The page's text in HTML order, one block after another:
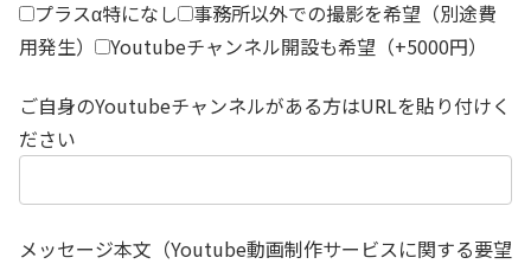
プラスα特になし
事務所以外での撮影を希望（別途費
用発生）
Youtubeチャンネル開設も希望（+5000円）
ご自身のYoutubeチャンネルがある方はURLを貼り付けく
ださい
メッセージ本文（Youtube動画制作サービスに関する要望